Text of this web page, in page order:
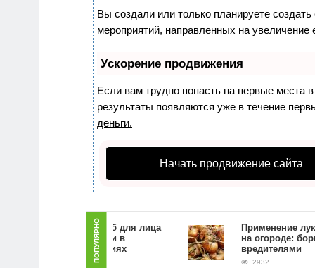
Вы создали или только планируете
мероприятий, направленных на
Ускорение продвижения
Если вам трудно попасть на первые места
результаты появляются уже в течение
деньги.
Начать продвижение сайта
ПОПУЛЯРНО
Как сделать скраб для лица
из кофейной гущи в
домашних условиях
Применение
на огороде: борьба с
вредителями
2932